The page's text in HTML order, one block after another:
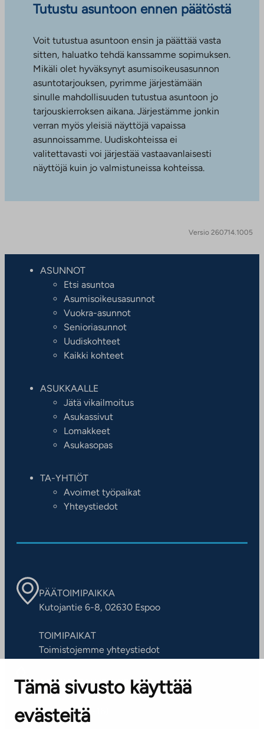
Tämä sivusto käyttää
evästeitä
Tutustu asuntoon ennen päätöstä
Voit tutustua asuntoon ensin ja päättää vasta
sitten, haluatko tehdä kanssamme sopimuksen.
Mikäli olet hyväksynyt asumisoikeusasunnon
asuntotarjouksen, pyrimme järjestämään
sinulle mahdollisuuden tutustua asuntoon jo
tarjouskierroksen aikana. Järjestämme jonkin
verran myös yleisiä näyttöjä vapaissa
asunnoissamme. Uudiskohteissa ei
valitettavasti voi järjestää vastaavanlaisesti
näyttöjä kuin jo valmistuneissa kohteissa.
Versio 260714.1005
ASUNNOT
Etsi asuntoa
Asumisoikeusasunnot
Vuokra-asunnot
Senioriasunnot
Uudiskohteet
Kaikki kohteet
ASUKKAALLE
Jätä vikailmoitus
Asukassivut
Lomakkeet
Asukasopas
TA-YHTIÖT
Avoimet työpaikat
Yhteystiedot
PÄÄTOIMIPAIKKA
Kutojantie 6-8, 02630 Espoo
TOIMIPAIKAT
Toimistojemme yhteystiedot
ASIAKASPALVELUKESKUS
Puh. 045 7734 3777
(arkisin klo 8-16)